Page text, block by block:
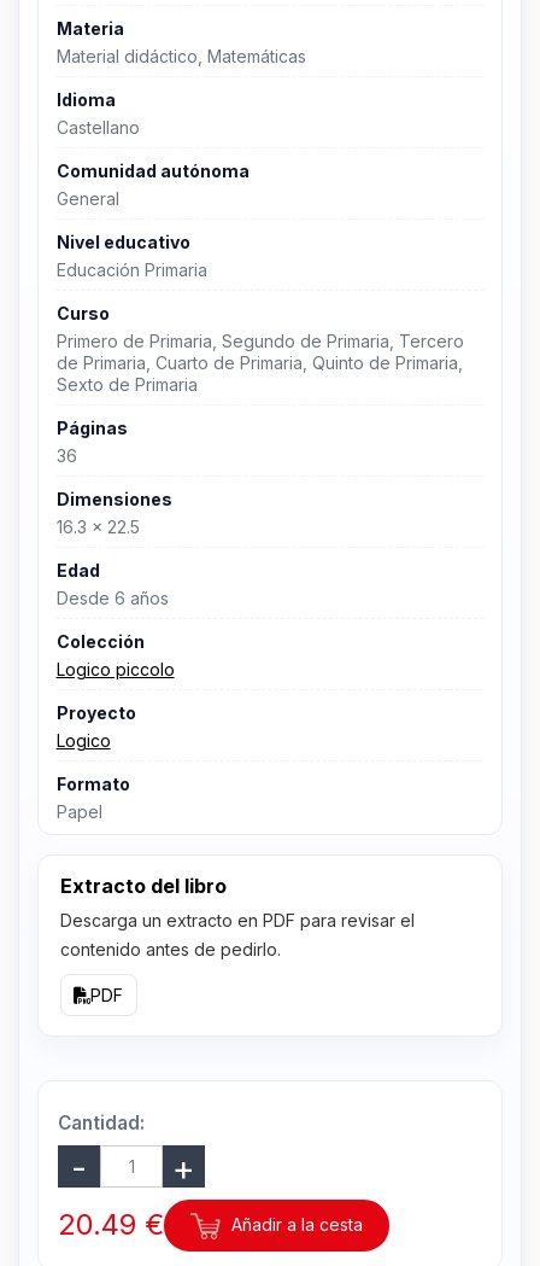
Materia
Material didáctico, Matemáticas
Idioma
Castellano
Comunidad autónoma
General
Nivel educativo
Educación Primaria
Curso
Primero de Primaria, Segundo de Primaria, Tercero
de Primaria, Cuarto de Primaria, Quinto de Primaria,
Sexto de Primaria
Páginas
36
Dimensiones
16.3 x 22.5
Edad
Desde 6 años
Colección
Logico piccolo
Proyecto
Logico
Formato
Papel
Extracto del libro
Descarga un extracto en PDF para revisar el
contenido antes de pedirlo.
PDF
Cantidad:
20.49 € Añadir a la cesta